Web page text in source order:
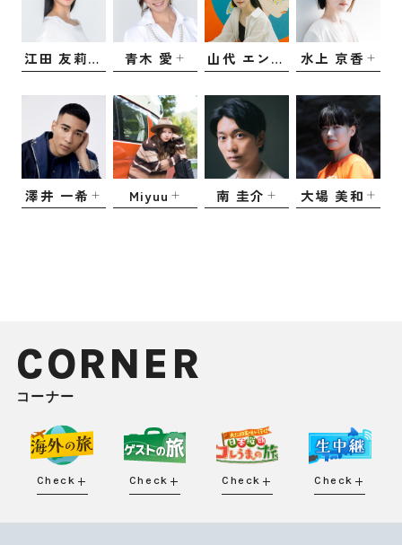
江田 友莉亜 青木 愛 山代 エンナ 水上 京香
澤井 一希 Miyuu 南 圭介 大場 美和
CORNER
コーナー
Check Check Check Check